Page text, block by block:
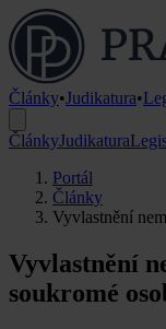
Články•Judikatura•
ČlánkyJudikatura
Portál
Články
Vyvlastnění
Vyvlastnění
soukromé